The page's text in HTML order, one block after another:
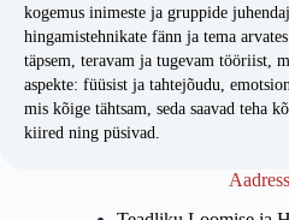
kogemus inimeste ja gruppide
hingamistehnikate fänn ja tema
täpsem, teravam ja tugevam tööriist,
aspekte: füüsist ja tahtejõudu,
mis kõige tähtsam, seda saavad teha
kiired ning püsivad.
Aadress